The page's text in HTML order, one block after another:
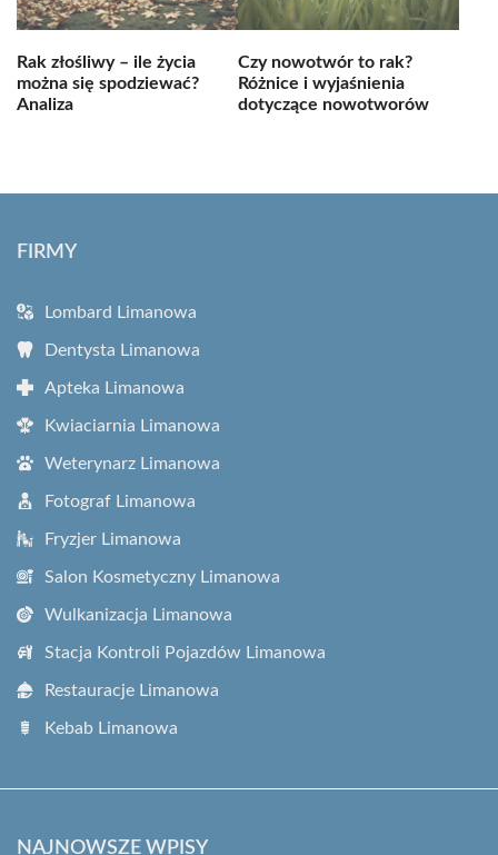
Rak złośliwy – ile życia
można się spodziewać?
Analiza
Czy nowotwór to rak?
Różnice i wyjaśnienia
dotyczące nowotworów
FIRMY
Lombard Limanowa
Dentysta Limanowa
Apteka Limanowa
Kwiaciarnia Limanowa
Weterynarz Limanowa
Fotograf Limanowa
Fryzjer Limanowa
Salon Kosmetyczny Limanowa
Wulkanizacja Limanowa
Stacja Kontroli Pojazdów Limanowa
Restauracje Limanowa
Kebab Limanowa
NAJNOWSZE WPISY